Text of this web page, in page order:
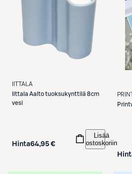
IITTALA
Iittala Aalto tuoksukynttilä 8cm
vesi
Hinta64,95 €
Lisää
ostoskoriin